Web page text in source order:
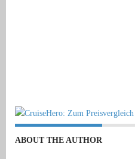
ABOUT THE AUTHOR